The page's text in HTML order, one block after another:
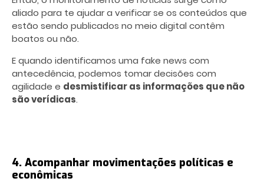
aliado para te ajudar a verificar se os conteúdos que
estão sendo publicados no meio digital contêm
boatos ou não.
E quando identificamos uma fake news com
antecedência, podemos tomar decisões com
agilidade e desmistificar as informações que não
são verídicas.
4. Acompanhar movimentações políticas e
econômicas